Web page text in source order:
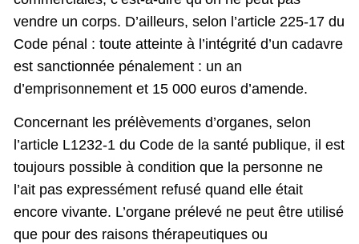
vendre un corps. D’ailleurs, selon l’article 225-17 du
Code pénal : toute atteinte à l’intégrité d’un cadavre
est sanctionnée pénalement : un an
d’emprisonnement et 15 000 euros d’amende.
Concernant les prélèvements d’organes, selon
l’article L1232-1 du Code de la santé publique, il est
toujours possible à condition que la personne ne
l’ait pas expressément refusé quand elle était
encore vivante. L’organe prélevé ne peut être utilisé
que pour des raisons thérapeutiques ou